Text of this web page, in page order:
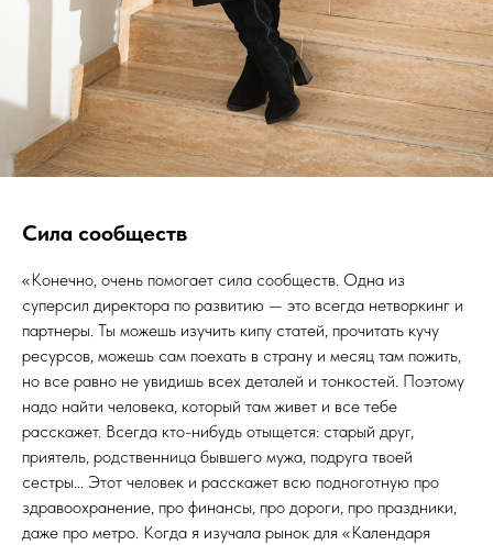
Сила сообществ
«Конечно, очень помогает сила сообществ. Одна из
суперсил директора по развитию — это всегда нетворкинг и
партнеры. Ты можешь изучить кипу статей, прочитать кучу
ресурсов, можешь сам поехать в страну и месяц там пожить,
но все равно не увидишь всех деталей и тонкостей. Поэтому
надо найти человека, который там живет и все тебе
расскажет. Всегда кто-нибудь отыщется: старый друг,
приятель, родственница бывшего мужа, подруга твоей
сестры... Этот человек и расскажет всю подноготную про
здравоохранение, про финансы, про дороги, про праздники,
даже про метро. Когда я изучала рынок для «Календаря